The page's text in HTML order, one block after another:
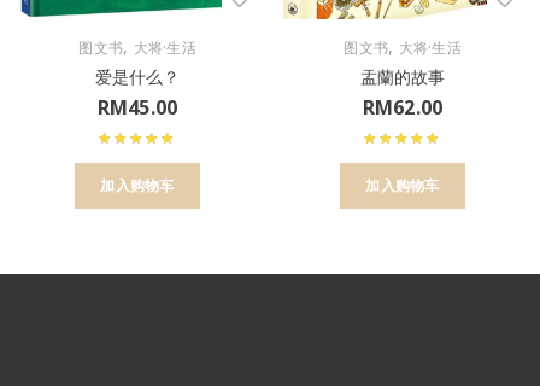
图文书, 大将·生活
爱是什么？
RM45.00
加入购物车
图文书, 大将·生活
盂蘭的故事
RM62.00
加入购物车